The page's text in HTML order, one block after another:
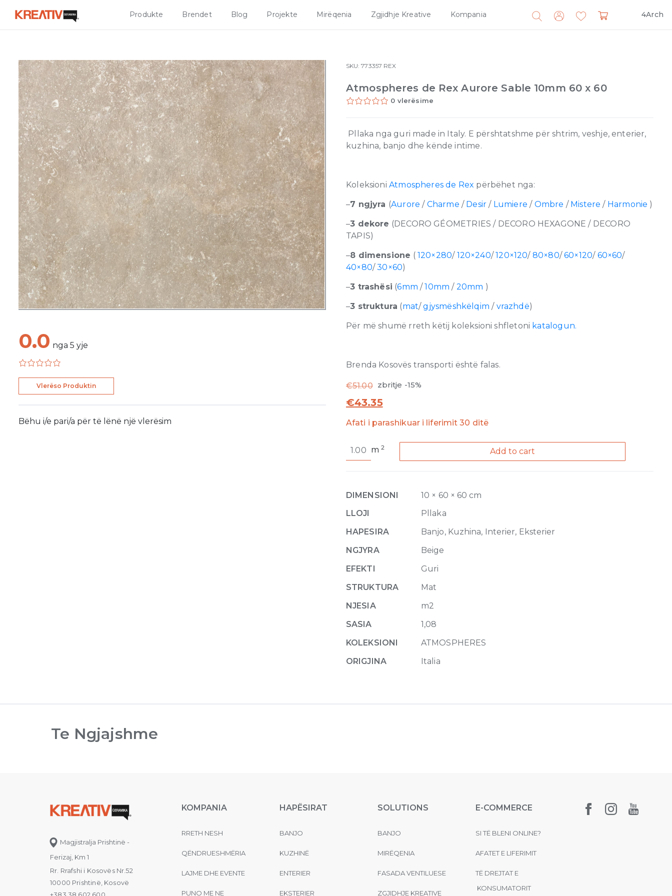
Produkte Brendet Blog Projekte Mirëqenia Zgjidhje Kreative Kompania 4Arch
Search
for:
0.0 nga 5 yje
Vlerëso Produktin
Bëhu i/e pari/a për të lënë një vlerësim
SKU:773357 REX
Atmospheres de Rex Aurore Sable 10mm 60 x 60
0 vlerësime
Pllaka nga guri made in Italy. E përshtatshme për shtrim, veshje, enterier,
kuzhina, banjo dhe kënde intime.
Koleksioni Atmospheres de Rex përbëhet nga:
–7 ngjyra (Aurore / Charme / Desir / Lumiere / Ombre / Mistere / Harmonie )
–3 dekore (DECORO GÉOMETRIES / DECORO HEXAGONE / DECORO
TAPIS)
–8 dimensione ( 120×280/ 120×240/120×120/ 80×80/60×120/ 60×60/
40×80/30×60)
–3 trashësi (6mm/10mm / 20mm )
–3 struktura (mat/gjysmëshkëlqim/ vrazhdë)
Për më shumë rreth këtij koleksioni shfletoni katalogun.
Brenda Kosovës transporti është falas.
€51.00 zbritje -15%
€43.35
Afati i parashikuar i liferimit 30 ditë
de
10mm
60
60
quantity
m2 Add to cart
DIMENSIONI
10 × 60 × 60 cm
LLOJI
Pllaka
HAPESIRA
Banjo, Kuzhina, Interier, Eksterier
NGJYRA
Beige
EFEKTI
Guri
STRUKTURA
Mat
NJESIA
m2
SASIA
1,08
KOLEKSIONI
ATMOSPHERES
ORIGJINA
Italia
Te Ngjajshme
Magjistralja Prishtinë -
Ferizaj, Km 1
Rr. Rrafshi i Kosovës Nr.52
10000 Prishtinë, Kosovë
KOMPANIA
RRETH NESH
QËNDRUESHMËRIA
LAJME DHE EVENTE
PUNO ME NE
HAPËSIRAT
BANJO
KUZHINË
ENTERIER
EKSTERIER
SOLUTIONS
BANJO
MIRËQENIA
FASADA VENTILUESE
ZGJIDHJE KREATIVE
E-COMMERCE
SI TË BLENI ONLINE?
AFATET E LIFERIMIT
TË DREJTAT E
KONSUMATORIT